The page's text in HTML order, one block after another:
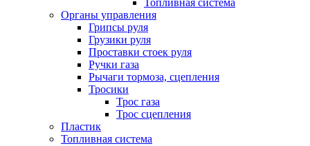
Органы управления
Грипсы руля
Грузики руля
Проставки стоек руля
Ручки газа
Рычаги тормоза, сцепления
Тросики
Трос газа
Трос сцепления
Пластик
Топливная система